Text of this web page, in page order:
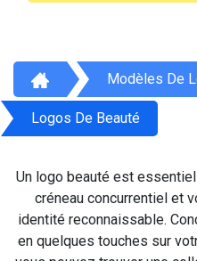
Modèles De
Logos De Beauté
Un logo beauté est
créneau concurrentiel et
identité reconnaissable.
en quelques touches sur